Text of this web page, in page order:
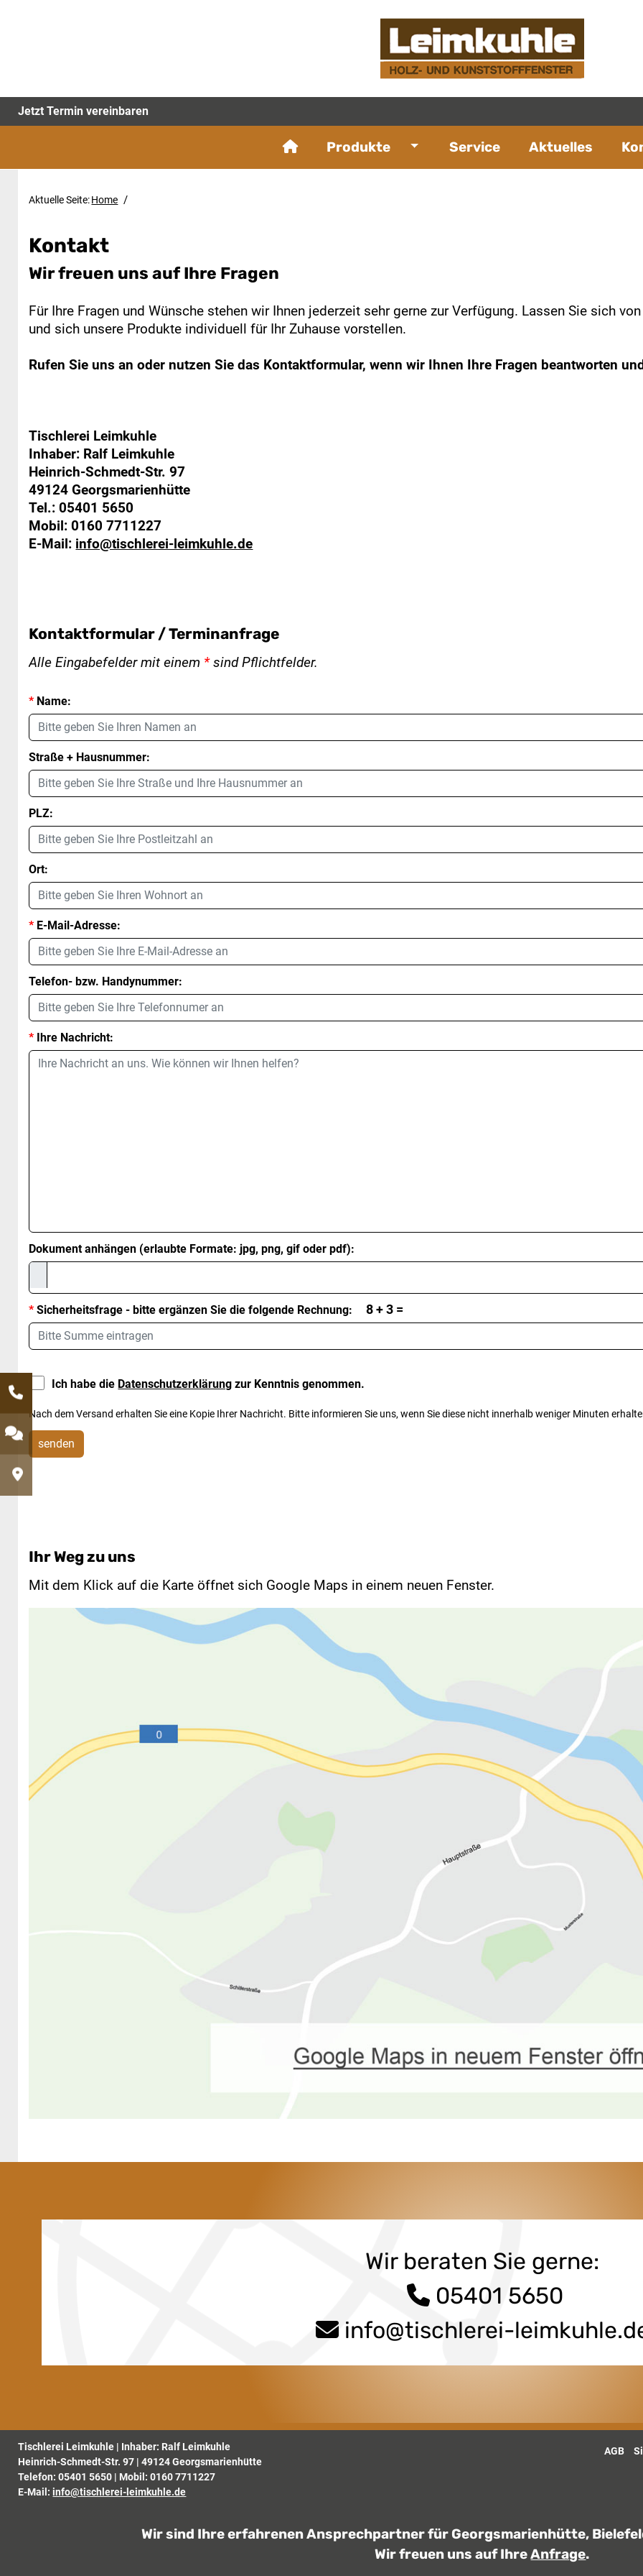
Jetzt Termin vereinbaren
Produkte Service Aktuelles
Aktuelle Seite:Home /
Kontakt
Wir freuen uns auf Ihre Fragen
Für Ihre Fragen und Wünsche stehen wir Ihnen jederzeit sehr gerne zur Verfügung. Lassen Sie sich
und sich unsere Produkte individuell für Ihr Zuhause vorstellen.
Rufen Sie uns an oder nutzen Sie das Kontaktformular, wenn wir Ihnen Ihre Fragen beantworten
Tischlerei Leimkuhle
Inhaber: Ralf Leimkuhle
Heinrich-Schmedt-Str. 97
49124 Georgsmarienhütte
Tel.:05401 5650
Mobil:0160 7711227
E-Mail: info@tischlerei-leimkuhle.de
Kontaktformular / Terminanfrage
Alle Eingabefelder mit einem *sind Pflichtfelder.
* Name:
Straße + Hausnummer:
PLZ:
Ort:
* E-Mail-Adresse:
Telefon- bzw. Handynummer:
* Ihre Nachricht:
Dokument anhängen (erlaubte Formate: jpg, png, gif oder pdf):
* Sicherheitsfrage - bitte ergänzen Sie die folgende Rechnung: 8+ 3 =
Ich habe die Datenschutzerklärung zur Kenntnis genommen.
Nach dem Versand erhalten Sie eine Kopie Ihrer Nachricht. Bitte informieren Sie uns, wenn Sie diese nicht innerhalb weniger Minuten
senden
Ihr Weg zu uns
Mit dem Klick auf die Karte öffnet sich Google Maps in einem neuen Fenster.
Wir beraten Sie gerne:
05401 5650
info@tischlerei-
AGB
Tischlerei Leimkuhle | Inhaber: Ralf Leimkuhle
Heinrich-Schmedt-Str. 97 | 49124 Georgsmarienhütte
Telefon:05401 5650 | Mobil:0160 7711227
E-Mail:info@tischlerei-leimkuhle.de
Wir sind Ihre erfahrenen Ansprechpartner für Georgsmarienhütte,
Wir freuen uns auf IhreAnfrage.